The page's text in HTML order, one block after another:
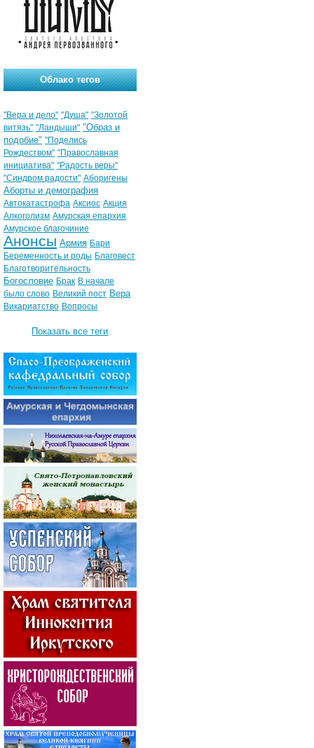
Облако тегов
"Вера и дело" "Душа" "Золотой
витязь" "Ландыши" "Образ и
подобие" "Поделись
Рождеством" "Православная
инициатива" "Радость веры"
"Синдром радости" Аборигены
Аборты и демография
Автокатастрофа Аксиос Акция
Алкоголизм Амурская епархия
Амурское благочиние
Анонсы Армия Бари
Беременность и роды Благовест
Благотворительность
Богословие Брак В начале
было слово Великий пост Вера
Викариатство Вопросы
Показать все теги